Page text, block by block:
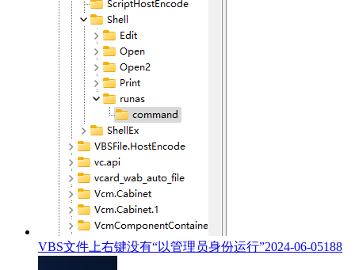
VBS文件上右键没有“以管理员身份运行”2024-06-05188